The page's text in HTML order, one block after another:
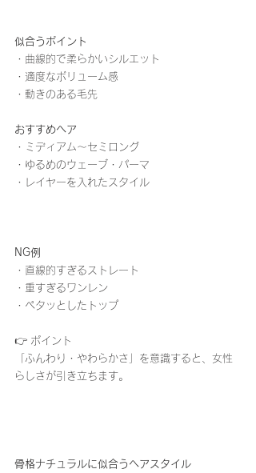
似合うポイント
・曲線的で柔らかいシルエット
・適度なボリューム感
・動きのある毛先
おすすめヘア
・ミディアム〜セミロング
・ゆるめのウェーブ・パーマ
・レイヤーを入れたスタイル
NG例
・直線的すぎるストレート
・重すぎるワンレン
・ペタッとしたトップ
👉 ポイント
「ふんわり・やわらかさ」を意識すると、女性
らしさが引き立ちます。
骨格ナチュラルに似合うヘアスタイル